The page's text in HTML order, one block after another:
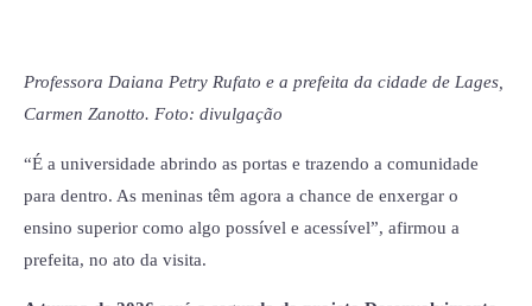
Professora Daiana Petry Rufato e a prefeita da cidade de Lages,
Carmen Zanotto. Foto: divulgação
“É a universidade abrindo as portas e trazendo a comunidade
para dentro. As meninas têm agora a chance de enxergar o
ensino superior como algo possível e acessível”, afirmou a
prefeita, no ato da visita.